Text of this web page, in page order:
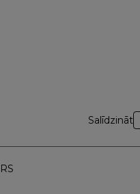
Salīdzināt